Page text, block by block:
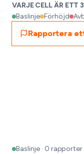
VARJE CELL ÄR ETT
Baslinje Förhöjd
Rapportera
Baslinje · 0